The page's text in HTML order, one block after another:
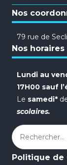
Nos
79 rue de
Nos horaires
Lundi au
17H00 sauf
Le samedi*
scolaires.
Rechercher :
Politique de